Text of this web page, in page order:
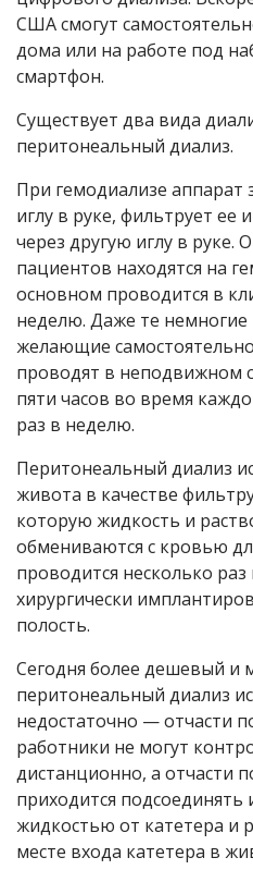
США смогут
дома или на работе под
смартфон.
Существует два вида
перитонеальный диализ.
При гемодиализе аппарат
иглу в руке, фильтрует ее
через другую иглу в руке.
пациентов находятся на
основном проводится в
неделю. Даже те
желающие
проводят в неподвижном
пяти часов во время
раз в неделю.
Перитонеальный диализ
живота в качестве
которую жидкость и
обмениваются с кровью
проводится несколько
хирургически
полость.
Сегодня более дешевый и
перитонеальный диализ
недостаточно — отчасти
работники не могут
дистанционно, а отчасти
приходится
жидкостью от катетера и
месте входа катетера в